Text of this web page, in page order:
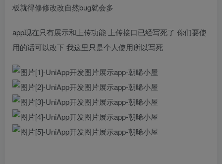
板就得修修改改自然bug就会多
app现在只有展示和上传功能 上传接口已经写死了 你们要使
用的话可以改下 我这里只是个人使用所以写死